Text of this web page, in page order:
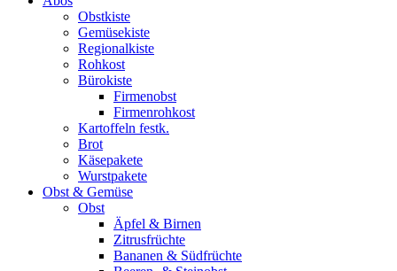
Obstkiste
Gemüsekiste
Regionalkiste
Rohkost
Bürokiste
Firmenobst
Firmenrohkost
Kartoffeln festk.
Brot
Käsepakete
Wurstpakete
Obst & Gemüse
Obst
Äpfel & Birnen
Zitrusfrüchte
Bananen & Südfrüchte